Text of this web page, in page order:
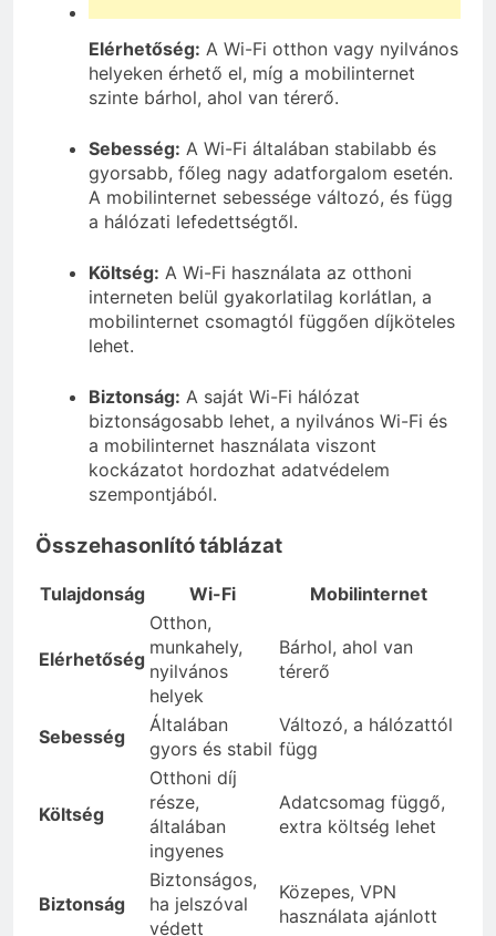
Elérhetőség: A Wi-Fi otthon vagy nyilvános
helyeken érhető el, míg a mobilinternet
szinte bárhol, ahol van térerő.
Sebesség: A Wi-Fi általában stabilabb és
gyorsabb, főleg nagy adatforgalom esetén.
A mobilinternet sebessége változó, és függ
a hálózati lefedettségtől.
Költség: A Wi-Fi használata az otthoni
interneten belül gyakorlatilag korlátlan, a
mobilinternet csomagtól függően díjköteles
lehet.
Biztonság: A saját Wi-Fi hálózat
biztonságosabb lehet, a nyilvános Wi-Fi és
a mobilinternet használata viszont
kockázatot hordozhat adatvédelem
szempontjából.
Összehasonlító táblázat
Tulajdonság Wi-Fi Mobilinternet
Elérhetőség
Otthon,
munkahely,
nyilvános
helyek
Bárhol, ahol van
térerő
Sebesség
Általában
gyors és stabil
Változó, a hálózattól
függ
Költség
Otthoni díj
része,
általában
ingyenes
Adatcsomag függő,
extra költség lehet
Biztonság
Biztonságos,
ha jelszóval
védett
Közepes, VPN
használata ajánlott